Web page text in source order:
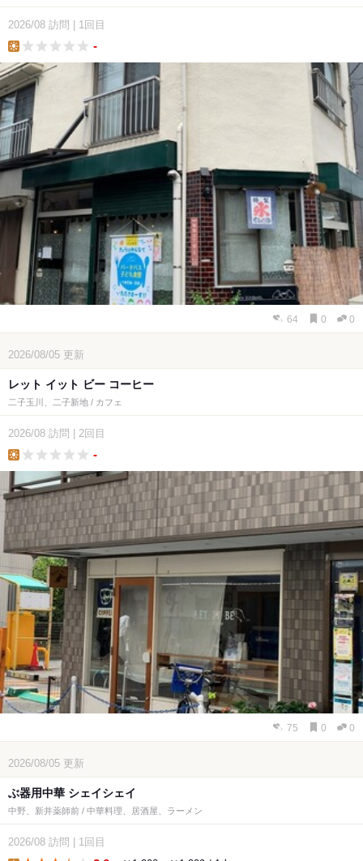
2026/08 訪問 1回目
-
64 0 0
2026/08/05 更新
レット イット ビー コーヒー
二子玉川、二子新地 / カフェ
2026/08 訪問 2回目
-
75 0 0
2026/08/05 更新
ぶ器用中華 シェイシェイ
中野、新井薬師前 / 中華料理、居酒屋、ラーメン
2026/08 訪問 | 1回目